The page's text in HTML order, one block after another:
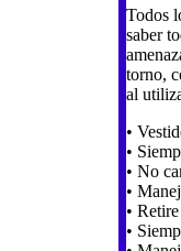
Todos
saber
torno,
al
•
•
• No
•
•
•